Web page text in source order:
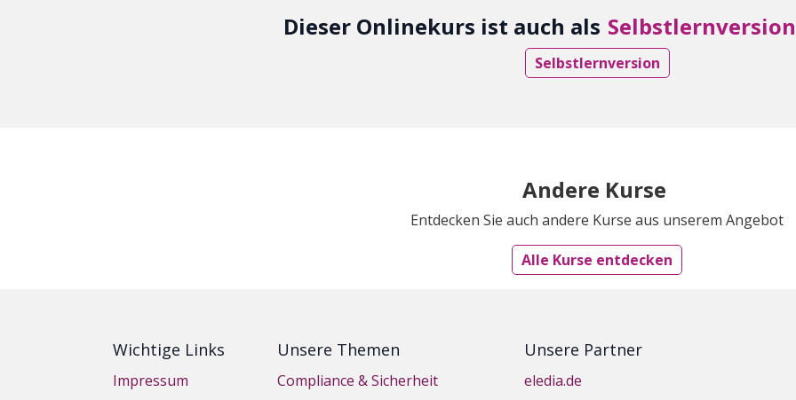
Dieser Onlinekurs ist auch als Selbstlernversion
Selbstlernversion
Andere Kurse
Entdecken Sie auch andere Kurse aus unserem Angebot
Alle Kurse entdecken
Wichtige Links
Impressum
Unsere Themen
Compliance & Sicherheit
Unsere Partner
eledia.de